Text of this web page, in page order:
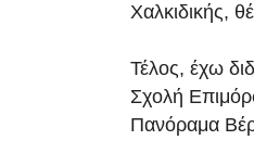
Χαλκιδικής,
Τέλος, έχω
Σχολή
Πανόραμα